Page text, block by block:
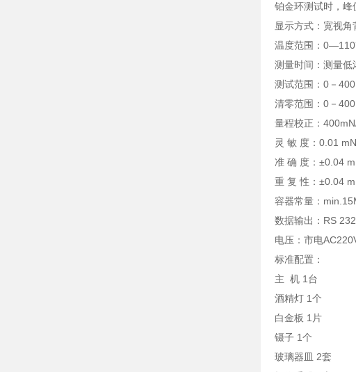
铂金环测试时，峰
显示方式：宽视
温度范围：
测量时间：测量
测试范围：0－
清零范围：0－
量程校正：
灵 敏 度：0.01
准 确 度：±0.04
重 复 性：±0.04
容器常量：
数据输出：RS
电压：市电
标准配置：
主 机 1台
酒精灯 1个
白金板 1片
镊子 1个
玻璃器皿 2套